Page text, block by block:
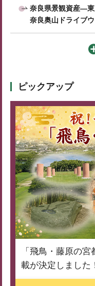
奈良県景観資産―東
奈良奥山ドライブ
ピックアップ
「飛鳥・藤原の
載が決定しました